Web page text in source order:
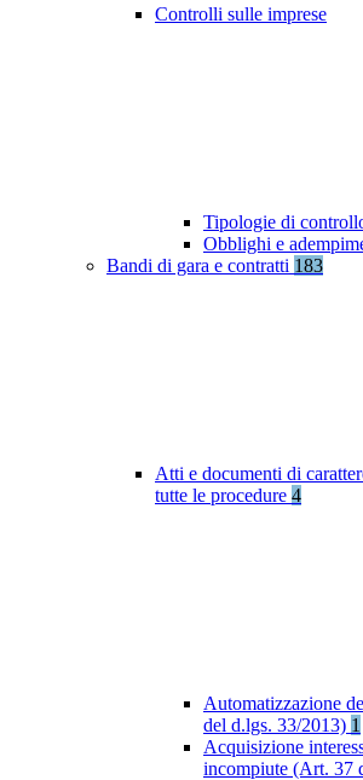
Controlli sulle imprese
Tipologie di
Obblighi e
Bandi di gara e contratti 183
Atti e documenti di
tutte le procedure 4
Automatizzazione
del d.lgs. 33/2013) 1
Acquisizione
incompiute (Art. 37